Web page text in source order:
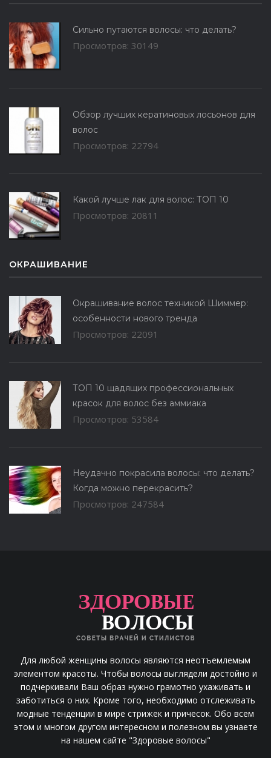
Сильно путаются волосы: что делать?
Просмотров: 30149
Обзор лучших кератиновых лосьонов для
волос
Просмотров: 22794
Какой лучше лак для волос: ТОП 10
Просмотров: 20811
ОКРАШИВАНИЕ
Окрашивание волос техникой Шиммер:
особенности нового тренда
Просмотров: 22091
ТОП 10 щадящих профессиональных
красок для волос без аммиака
Просмотров: 53584
Неудачно покрасила волосы: что делать?
Когда можно перекрасить?
Просмотров: 247584
Для любой женщины волосы являются неотъемлемым
элементом красоты. Чтобы волосы выглядели достойно и
подчеркивали Ваш образ нужно грамотно ухаживать и
заботиться о них. Кроме того, необходимо отслеживать
модные тенденции в мире стрижек и причесок. Обо всем
этом и многом другом интересном и полезном вы узнаете
на нашем сайте "Здоровые волосы"